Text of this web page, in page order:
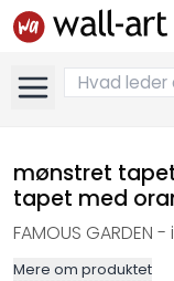
mønstret
tapet med
FAMOUS
Mere om produktet